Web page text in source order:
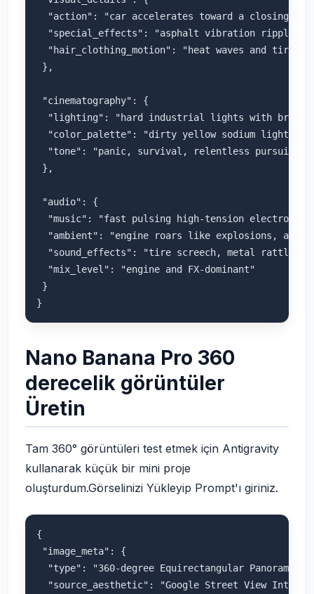
"action": "car accelerates toward a closing
"special_effects": "asphalt vibration ripples,
"hair_clothing_motion": "heat waves and tire
},
"cinematography": {
"lighting": "hard industrial lights with brutal
"color_palette": "dirty yellow sodium lights,
"tone": "panic, survival, relentless pursuit"
},
"audio": {
"music": "fast pulsing high-tension electronic
"ambient": "engine roars like explosions, air
"sound_effects": "tire screech, metal rattle,
"mix_level": "engine and FX-dominant"
}
Nano Banana Pro 360
derecelik görüntüler
Üretin
Tam 360° görüntüleri test etmek için Antigravity
kullanarak küçük bir mini proje
oluşturdum.Görselinizi Yükleyip Prompt'ı giriniz.
{
"image_meta": {
"type": "360-degree Equirectangular Panorama
"source_aesthetic": "Google Street View